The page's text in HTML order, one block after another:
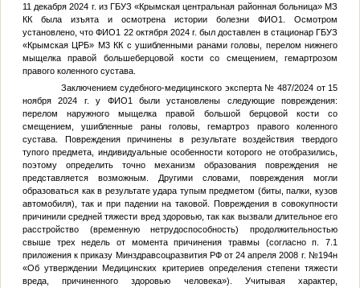
11 декабря 2024 г. из ГБУЗ «Крымская центральная районная больница» МЗ
КК была изъята и осмотрена истории болезни ФИО1. Осмотром
установлено, что ФИО1 22 октября 2024 г. был доставлен в стационар ГБУЗ
«Крымская ЦРБ» М3 КК с ушибленными ранами головы, перелом нижнего
мыщелка правой большеберцовой кости со смещением, гемартрозом
правого коленного сустава.
Заключением судебного-медицинского эксперта № 487/2024 от 15
ноября 2024 г. у ФИО1 были установлены следующие повреждения:
перелом наружного мыщелка правой большой берцовой кости со
смещением, ушибленные раны головы, гемартроз правого коленного
сустава. Повреждения причинены в результате воздействия твердого
тупого предмета, индивидуальные особенности которого не отобразились,
поэтому определить точно механизм образования повреждения не
представляется возможным. Другими словами, повреждения могли
образоваться как в результате удара тупым предметом (биты, палки, кузов
автомобиля), так и при падении на таковой. Повреждения в совокупности
причинили средней тяжести вред здоровью, так как вызвали длительное его
расстройство (временную нетрудоспособность) продолжительностью
свыше трех недель от момента причинения травмы (согласно п. 7.1
приложения к приказу Минздравсоцразвития РФ от 24 апреля 2008 г. №194н
«Об утверждении Медицинских критериев определения степени тяжести
вреда, причиненного здоровью человека»). Учитывая характер,